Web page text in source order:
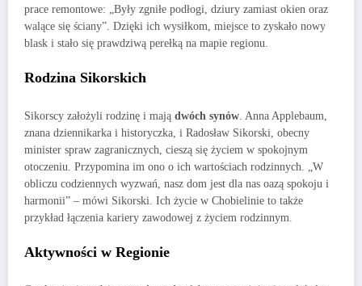
prace remontowe: „Były zgniłe podłogi, dziury zamiast okien oraz
walące się ściany”. Dzięki ich wysiłkom, miejsce to zyskało nowy
blask i stało się prawdziwą perełką na mapie regionu.
Rodzina Sikorskich
Sikorscy założyli rodzinę i mają dwóch synów . Anna Applebaum,
znana dziennikarka i historyczka, i Radosław Sikorski, obecny
minister spraw zagranicznych, cieszą się życiem w spokojnym
otoczeniu. Przypomina im ono o ich wartościach rodzinnych. „W
obliczu codziennych wyzwań, nasz dom jest dla nas oazą spokoju i
harmonii” – mówi Sikorski. Ich życie w Chobielinie to także
przykład łączenia kariery zawodowej z życiem rodzinnym.
Aktywności w Regionie